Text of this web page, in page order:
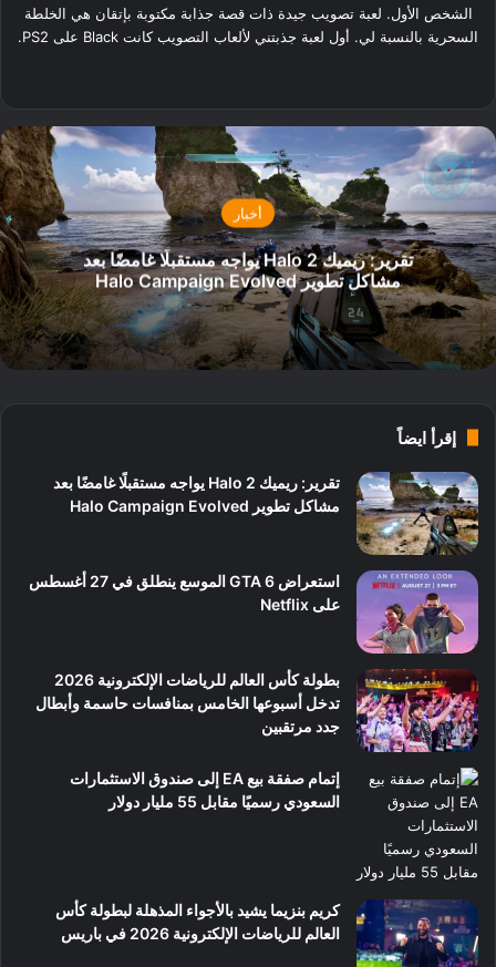
الشخص الأول. لعبة تصويب جيدة ذات قصة جذابة مكتوبة بإتقان هي الخلطة
السحرية بالنسبة لي. أول لعبة جذبتني لألعاب التصويب كانت Black على PS2.
أخبار
تقرير: ريميك Halo 2 يواجه مستقبلًا غامضًا بعد
مشاكل تطوير Halo Campaign Evolved
إقرأ ايضاً
تقرير: ريميك Halo 2 يواجه مستقبلًا غامضًا بعد
مشاكل تطوير Halo Campaign Evolved
استعراض GTA 6 الموسع ينطلق في 27 أغسطس
على Netflix
بطولة كأس العالم للرياضات الإلكترونية 2026
تدخل أسبوعها الخامس بمنافسات حاسمة وأبطال
جدد مرتقبين
إتمام صفقة بيع EA إلى صندوق الاستثمارات
السعودي رسميًا مقابل 55 مليار دولار
كريم بنزيما يشيد بالأجواء المذهلة لبطولة كأس
العالم للرياضات الإلكترونية 2026 في باريس